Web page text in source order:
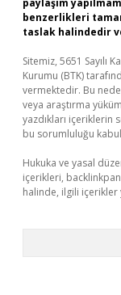
paylaşım
benzerlikleri
taslak halindedir
Sitemiz, 5651 Sayılı
Kurumu (BTK)
vermektedir. Bu
veya araştırma
yazdıkları içeriklerin
bu sorumluluğu
Hukuka ve yasal
içerikleri,
halinde, ilgili içerikler